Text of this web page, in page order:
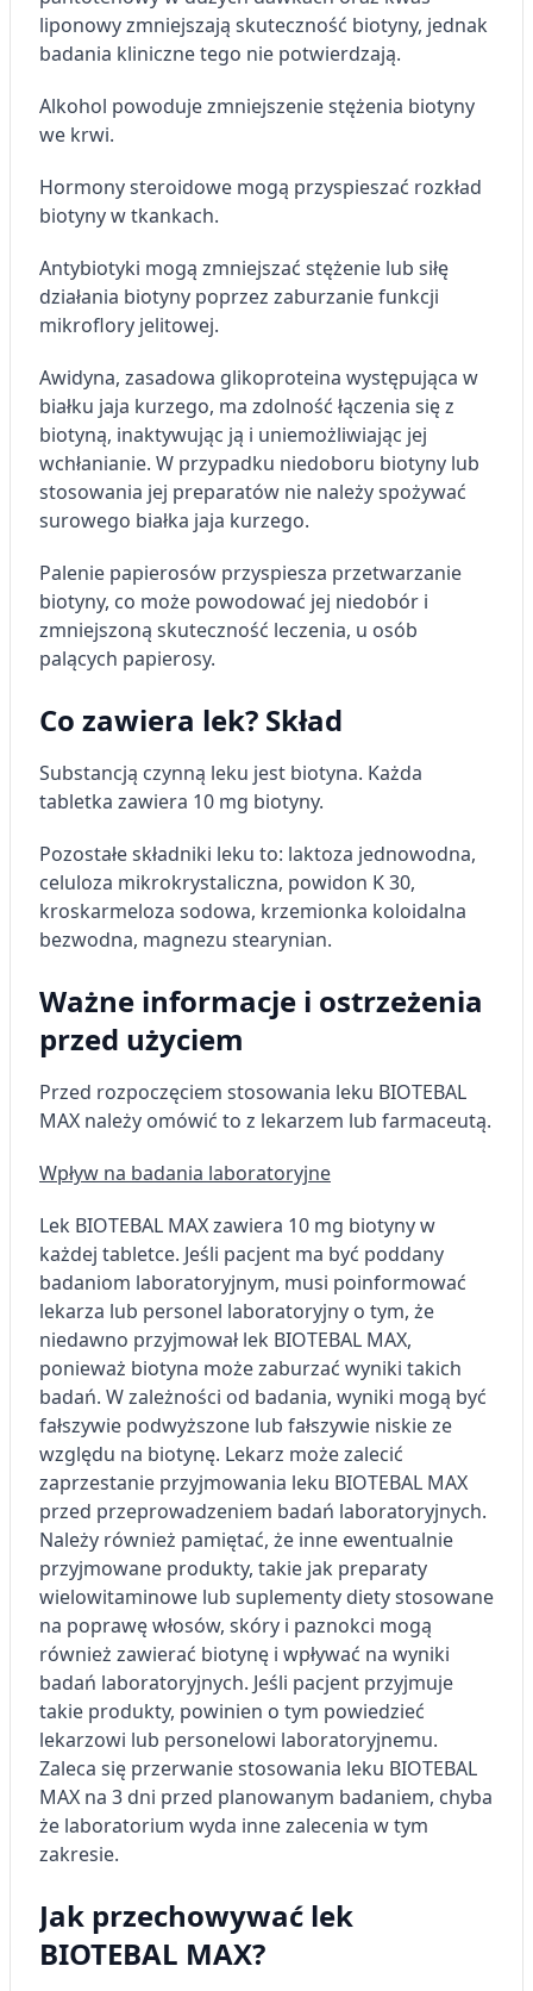
liponowy zmniejszają skuteczność biotyny, jednak
badania kliniczne tego nie potwierdzają.
Alkohol powoduje zmniejszenie stężenia biotyny
we krwi.
Hormony steroidowe mogą przyspieszać rozkład
biotyny w tkankach.
Antybiotyki mogą zmniejszać stężenie lub siłę
działania biotyny poprzez zaburzanie funkcji
mikroflory jelitowej.
Awidyna, zasadowa glikoproteina występująca w
białku jaja kurzego, ma zdolność łączenia się z
biotyną, inaktywując ją i uniemożliwiając jej
wchłanianie. W przypadku niedoboru biotyny lub
stosowania jej preparatów nie należy spożywać
surowego białka jaja kurzego.
Palenie papierosów przyspiesza przetwarzanie
biotyny, co może powodować jej niedobór i
zmniejszoną skuteczność leczenia, u osób
palących papierosy.
Co zawiera lek? Skład
Substancją czynną leku jest biotyna. Każda
tabletka zawiera 10 mg biotyny.
Pozostałe składniki leku to: laktoza jednowodna,
celuloza mikrokrystaliczna, powidon K 30,
kroskarmeloza sodowa, krzemionka koloidalna
bezwodna, magnezu stearynian.
Ważne informacje i ostrzeżenia
przed użyciem
Przed rozpoczęciem stosowania leku BIOTEBAL
MAX należy omówić to z lekarzem lub farmaceutą.
Wpływ na badania laboratoryjne
Lek BIOTEBAL MAX zawiera 10 mg biotyny w
każdej tabletce. Jeśli pacjent ma być poddany
badaniom laboratoryjnym, musi poinformować
lekarza lub personel laboratoryjny o tym, że
niedawno przyjmował lek BIOTEBAL MAX,
ponieważ biotyna może zaburzać wyniki takich
badań. W zależności od badania, wyniki mogą być
fałszywie podwyższone lub fałszywie niskie ze
względu na biotynę. Lekarz może zalecić
zaprzestanie przyjmowania leku BIOTEBAL MAX
przed przeprowadzeniem badań laboratoryjnych.
Należy również pamiętać, że inne ewentualnie
przyjmowane produkty, takie jak preparaty
wielowitaminowe lub suplementy diety stosowane
na poprawę włosów, skóry i paznokci mogą
również zawierać biotynę i wpływać na wyniki
badań laboratoryjnych. Jeśli pacjent przyjmuje
takie produkty, powinien o tym powiedzieć
lekarzowi lub personelowi laboratoryjnemu.
Zaleca się przerwanie stosowania leku BIOTEBAL
MAX na 3 dni przed planowanym badaniem, chyba
że laboratorium wyda inne zalecenia w tym
zakresie.
Jak przechowywać lek
BIOTEBAL MAX?